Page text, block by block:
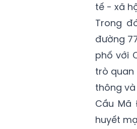
tế - xã
Trong
đường
phố với
trò
thông
Cầu Mã
huyết